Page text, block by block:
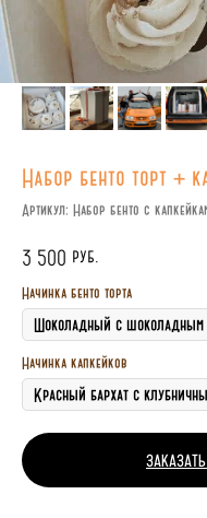
Набор бенто торт +
Артикул: Набор бенто с
3 500 руб.
Начинка бенто торта
Начинка капкейков